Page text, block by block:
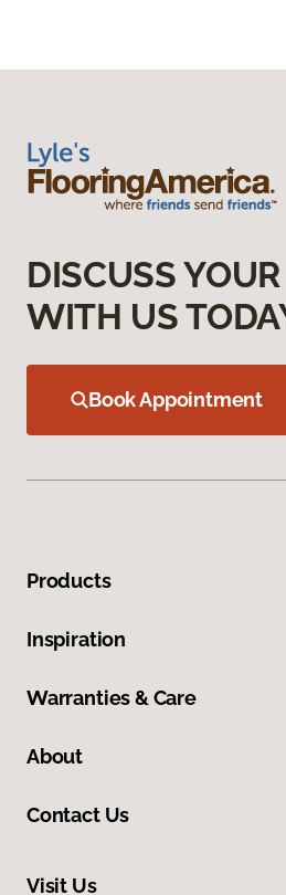
DISCUSS
WITH US
Book Appointment
Products
Inspiration
Warranties & Care
About
Contact Us
Visit Us